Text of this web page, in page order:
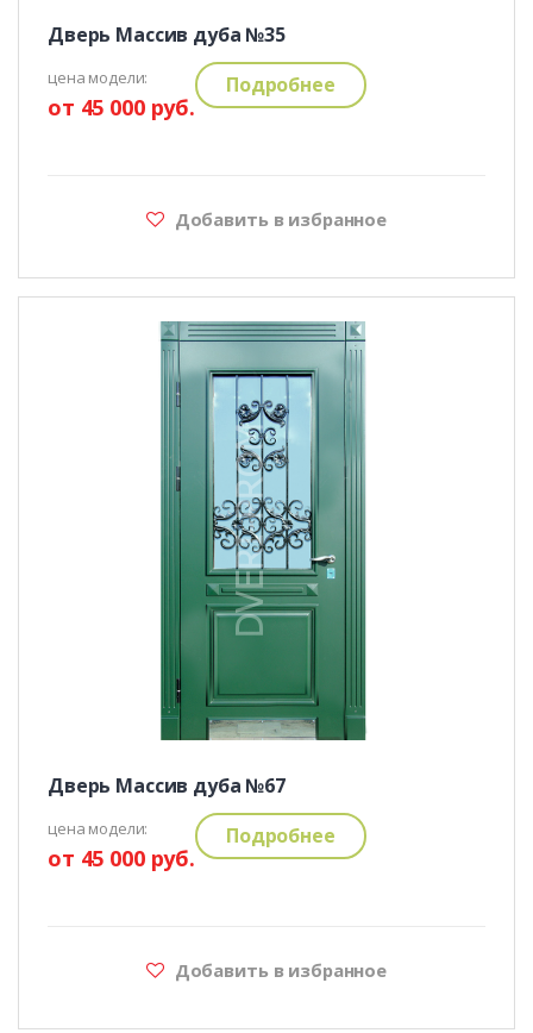
Дверь Массив дуба №35
цена модели:
от 45 000 руб.
Подробнее
Добавить в избранное
Дверь Массив дуба №67
цена модели:
от 45 000 руб.
Подробнее
Добавить в избранное